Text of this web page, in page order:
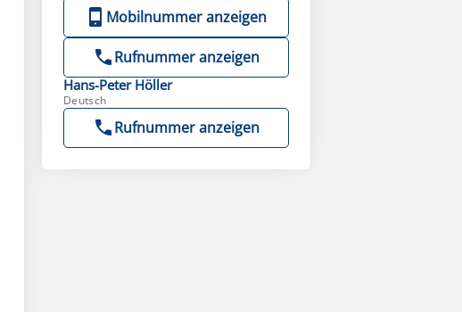
Mobilnummer anzeigen
Rufnummer anzeigen
Hans-Peter Höller
Deutsch
Rufnummer anzeigen